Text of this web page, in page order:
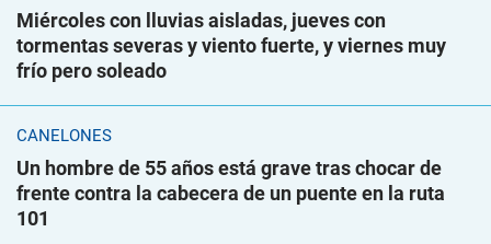
Miércoles con lluvias aisladas, jueves con
tormentas severas y viento fuerte, y viernes muy
frío pero soleado
CANELONES
Un hombre de 55 años está grave tras chocar de
frente contra la cabecera de un puente en la ruta
101